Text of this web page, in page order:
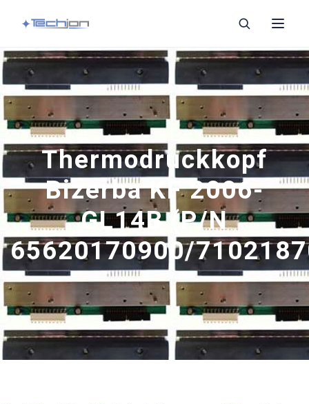
Versorgung
Messer und Klingen
Wolfteile
Thermische Köpfe
Thermotransferbänder
Ersatzteile
Suchen
Thermodruckkopf
Bizerba KF 2006-
GL14B (P/N
65620170900/